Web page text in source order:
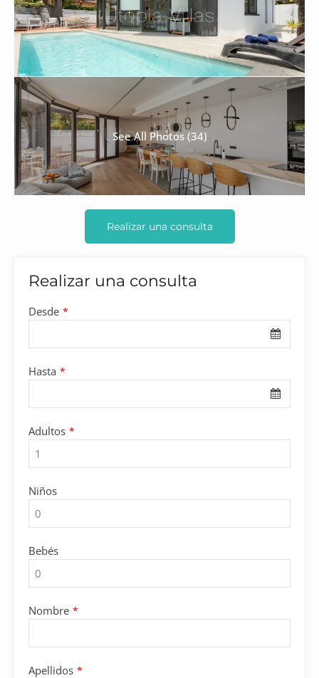
See All Photos (34)
Realizar una consulta
Realizar una consulta
Desde *
Hasta *
Adultos *
Niños
Bebés
Nombre *
Apellidos *